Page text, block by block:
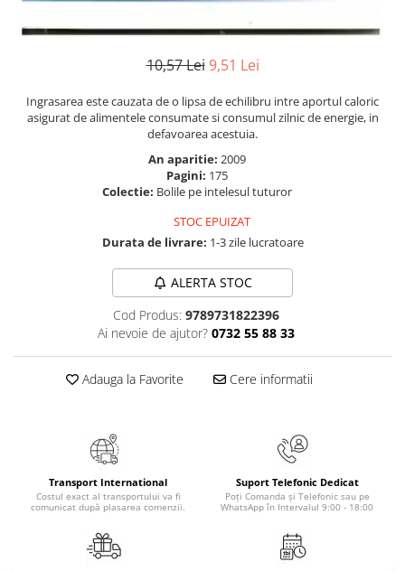
Diete
Masaj
MedConnect
Terapii Alternative
Literatura Romana
10,57 Lei 9,51 Lei
Ingrasarea este cauzata de o lipsa de echilibru intre aportul caloric
asigurat de alimentele consumate si consumul zilnic de energie, in
defavoarea acestuia.
An aparitie: 2009
Pagini: 175
Colectie: Bolile pe intelesul tuturor
STOC EPUIZAT
Durata de livrare: 1-3 zile lucratoare
ALERTA STOC
Cod Produs: 9789731822396
Ai nevoie de ajutor? 0732 55 88 33
Adauga la Favorite Cere informatii
Transport International
Costul exact al transportului va fi
comunicat după plasarea comenzii.
Suport Telefonic Dedicat
Poți Comanda și Telefonic sau pe
WhatsApp în Intervalul 9:00 - 18:00